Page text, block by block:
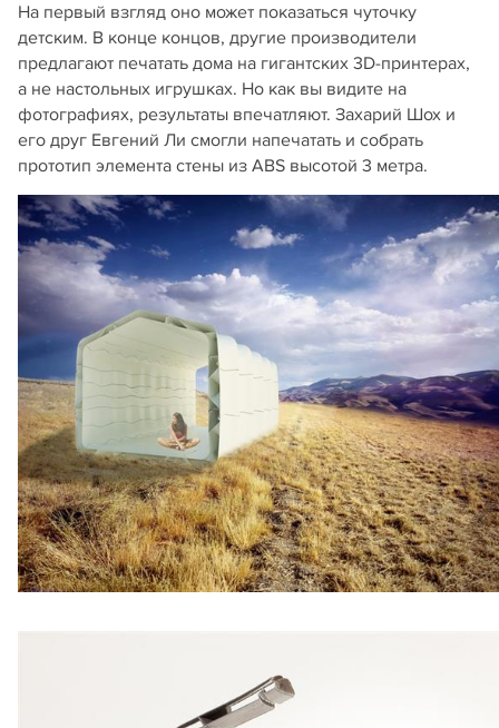
На первый взгляд оно может показаться чуточку
детским. В конце концов, другие производители
предлагают печатать дома на гигантских 3D-принтерах,
а не настольных игрушках. Но как вы видите на
фотографиях, результаты впечатляют. Захарий Шох и
его друг Евгений Ли смогли напечатать и собрать
прототип элемента стены из ABS высотой 3 метра.